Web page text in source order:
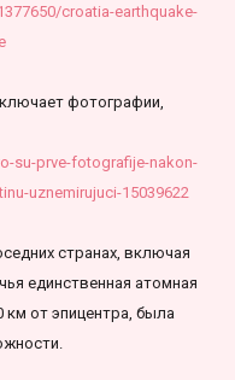
croatia-earthquake-
фотографии,
su-prve-fotografije-nakon-
uznemirujuci-15039622
странах, включая
единственная атомная
км от эпицентра, была